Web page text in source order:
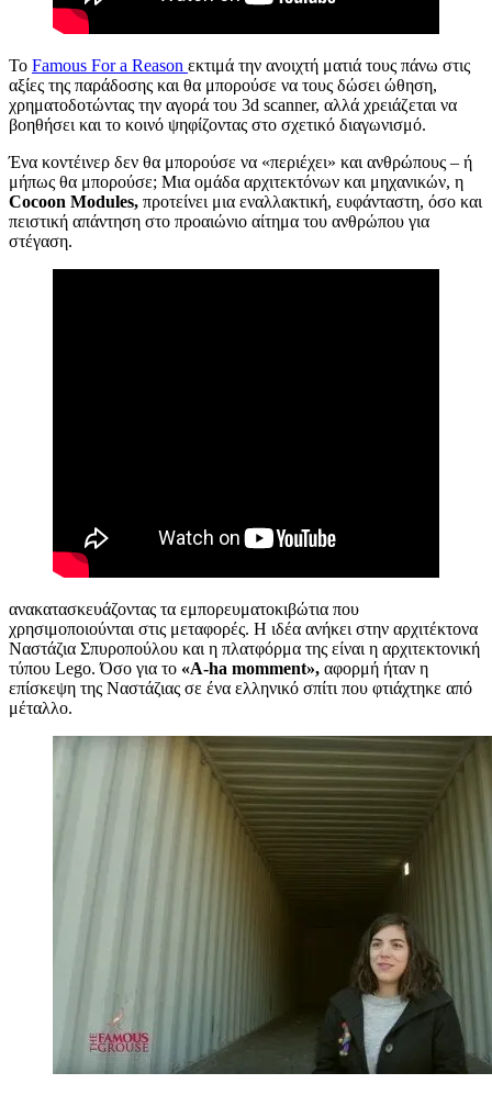
Το Famous For a Reason εκτιμά την ανοιχτή ματιά τους πάνω στις
αξίες της παράδοσης και θα μπορούσε να τους δώσει ώθηση,
χρηματοδοτώντας την αγορά του 3d scanner, αλλά χρειάζεται να
βοηθήσει και το κοινό ψηφίζοντας στο σχετικό διαγωνισμό.
Ένα κοντέινερ δεν θα μπορούσε να «περιέχει» και ανθρώπους – ή
μήπως θα μπορούσε; Μια ομάδα αρχιτεκτόνων και μηχανικών, η
Cocoon Modules, προτείνει μια εναλλακτική, ευφάνταστη, όσο και
πειστική απάντηση στο προαιώνιο αίτημα του ανθρώπου για
στέγαση.
ανακατασκευάζοντας τα εμπορευματοκιβώτια που
χρησιμοποιούνται στις μεταφορές. Η ιδέα ανήκει στην αρχιτέκτονα
Ναστάζια Σπυροπούλου και η πλατφόρμα της είναι η αρχιτεκτονική
τύπου Lego. Όσο για το «A-ha momment», αφορμή ήταν η
επίσκεψη της Ναστάζιας σε ένα ελληνικό σπίτι που φτιάχτηκε από
μέταλλο.